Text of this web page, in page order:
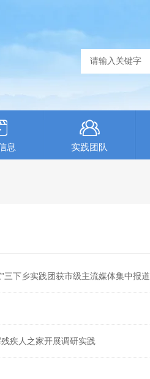
息 实践团队
下乡实践团获市级主流媒体集中报道
疾人之家开展调研实践